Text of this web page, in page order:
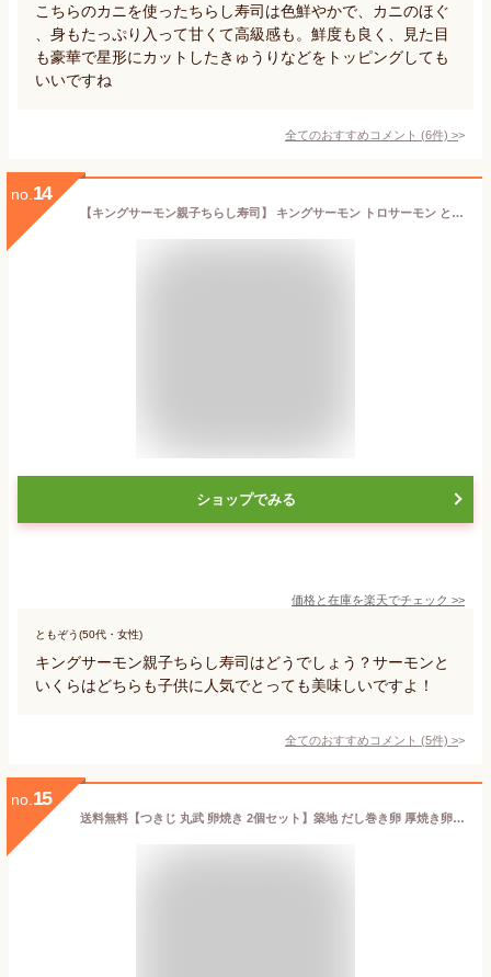
こちらのカニを使ったちらし寿司は色鮮やかで、カニのほぐ
、身もたっぷり入って甘くて高級感も。鮮度も良く、見た目
も豪華で星形にカットしたきゅうりなどをトッピングしても
いいですね
全てのおすすめコメント (6件) >
no. 14
【キングサーモン親子ちらし寿司】 キングサーモン トロサーモン とろサーモン 親子ちらし寿司 親子丼 サーモン親子丼 キングサーモンとイクラのコラボレーションほっぺも落ちる美味しさ♪仕出し米長の得意技。サーモンとイクラは切っても切れない仲♪
ショップでみる
価格と在庫を楽天でチェック >>
ともぞう(50代・女性)
キングサーモン親子ちらし寿司はどうでしょう？サーモンと
いくらはどちらも子供に人気でとっても美味しいですよ！
全てのおすすめコメント (5件) >
no. 15
送料無料【つきじ 丸武 卵焼き 2個セット】築地 だし巻き卵 厚焼き卵 玉子焼き たまご サンド お弁当 お取り寄せ 厚焼き玉子 丸武 卵焼き まるたけ 卵焼き 築地厚焼き玉子 クーポン利用可